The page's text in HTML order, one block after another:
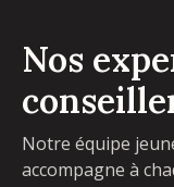
Nos
Notre équipe
accompagne à